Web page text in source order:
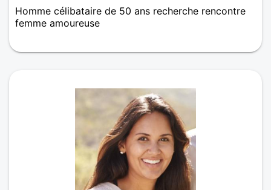
Homme célibataire de 50 ans recherche rencontre
femme amoureuse
suis une personne très sociable, à l aise dans tout
trouver une personne sincère pour une relation
basée sur la complicité et la tendresse.